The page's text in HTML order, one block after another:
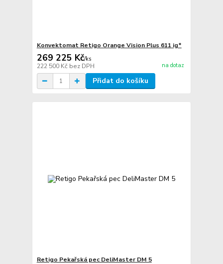
Konvektomat Retigo Orange Vision Plus 611 ig*
269 225 Kč/ks
222 500 Kč bez DPH na dotaz
Přidat do košíku
Retigo Pekařská pec DeliMaster DM 5